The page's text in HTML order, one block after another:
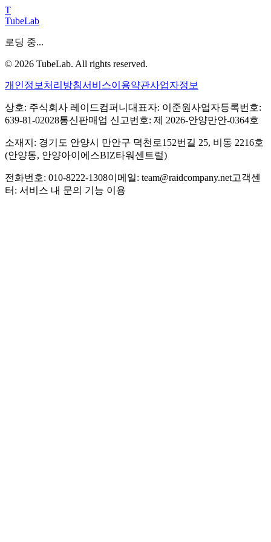
T
TubeLab
로딩 중...
© 2026 TubeLab. All rights reserved.
개인정보처리방침서비스이용약관사업자정보
상호: 주식회사 레이드컴퍼니 대표자: 이준원사업자등록번호:
639-81-02028통신판매업 신고번호: 제 2026-안양만안-0364호
소재지: 경기도 안양시 만안구 덕천로152번길 25, 비동 2216호
(안양동, 안양아이에스BIZ타워센트럴)
전화번호: 010-8222-1308이메일: team@raidcompany.net고객센
터: 서비스 내 문의 기능 이용